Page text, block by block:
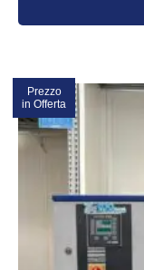
تخفيضات!
Prezzo
in Offerta